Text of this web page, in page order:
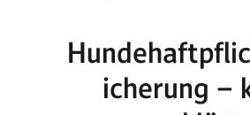
icherung –